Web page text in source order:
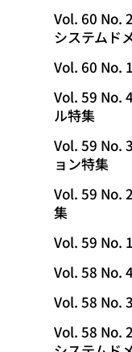
Vol. 60 No.
システムド
Vol. 60 No.
Vol. 59 No.
ル特集
Vol. 59 No.
ョン特集
Vol. 59 No.
集
Vol. 59 No.
Vol. 58 No.
Vol. 58 No.
Vol. 58 No.